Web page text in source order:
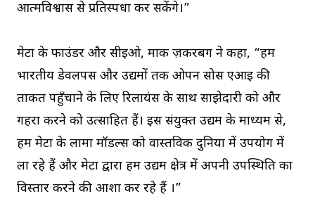
आत्मविश्वास से प्रतिस्पर्धा कर सकेंगे।”
मेटा के फाउंडर और सीईओ, मार्क ज़करबर्ग ने कहा, “हम
भारतीय डेवलपर्स और उद्यमों तक ओपन सोर्स एआई की
ताकत पहुँचाने के लिए रिलायंस के साथ साझेदारी को और
गहरा करने को उत्साहित हैं। इस संयुक्त उद्यम के माध्यम से,
हम मेटा के लामा मॉडल्स को वास्तविक दुनिया में उपयोग में
ला रहे हैं और मेटा द्वारा हम उद्यम क्षेत्र में अपनी उपस्थिति का
विस्तार करने की आशा कर रहे हैं ।”